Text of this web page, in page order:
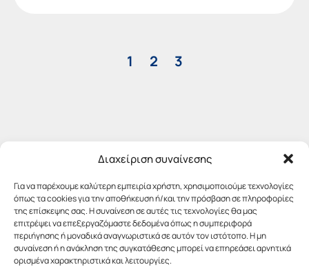
Διαχείριση συναίνεσης
Για να παρέχουμε καλύτερη εμπειρία χρήστη, χρησιμοποιούμε τεχνολογίες
όπως τα cookies για την αποθήκευση ή/και την πρόσβαση σε πληροφορίες
της επίσκεψης σας. Η συναίνεση σε αυτές τις τεχνολογίες θα μας
επιτρέψει να επεξεργαζόμαστε δεδομένα όπως η συμπεριφορά
περιήγησης ή μοναδικά αναγνωριστικά σε αυτόν τον ιστότοπο. Η μη
συναίνεση ή η ανάκληση της συγκατάθεσης μπορεί να επηρεάσει αρνητικά
ορισμένα χαρακτηριστικά και λειτουργίες.
1 2 3